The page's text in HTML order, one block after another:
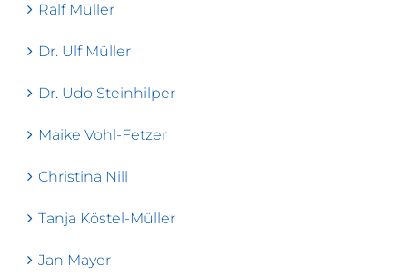
Ralf Müller
Dr. Ulf Müller
Dr. Udo Steinhilper
Maike Vohl-Fetzer
Christina Nill
Tanja Köstel-Müller
Jan Mayer